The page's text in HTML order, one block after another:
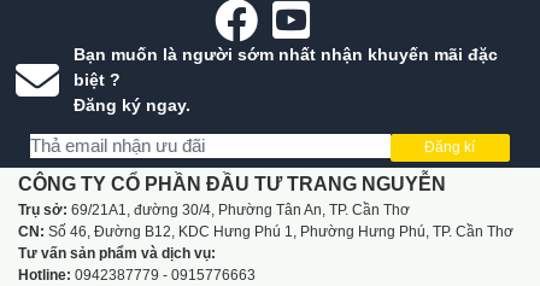
Bạn muốn là người sớm nhất nhận khuyến mãi đặc
biệt ?
Đăng ký ngay.
Đăng kí
CÔNG TY CỔ PHẦN ĐẦU TƯ TRANG NGUYỄN
Trụ sở: 69/21A1, đường 30/4, Phường Tân An, TP. Cần Thơ
CN: Số 46, Đường B12, KDC Hưng Phú 1, Phường Hưng Phú, TP. Cần Thơ
Tư vấn sản phẩm và dịch vụ:
Hotline: 0942387779 - 0915776663